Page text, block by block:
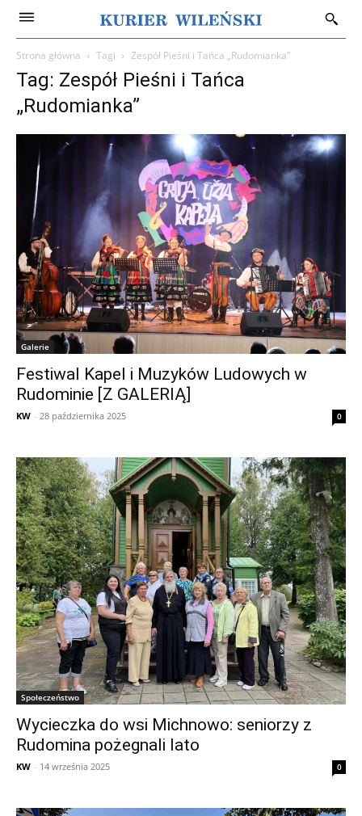
Strona główna Tagi Zespół Pieśni i Tańca „Rudomianka”
Tag: Zespół Pieśni i Tańca
„Rudomianka”
Galerie
Festiwal Kapel i Muzyków Ludowych w
Rudominie [Z GALERIĄ]
KW - 28 października 2025 0
Społeczeństwo
Wycieczka do wsi Michnowo: seniorzy z
Rudomina pożegnali lato
KW - 14 września 2025 0